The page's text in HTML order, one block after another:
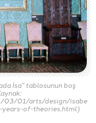
İsa” tablosunun boş
03/01/arts/design/isabe
of-theories.html)